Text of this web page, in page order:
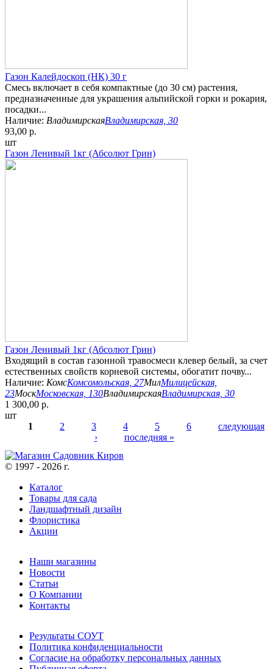
Газон Калейдоскоп (НК) 30 г
Смесь включает в себя компактные (до 30 см) растения,
предназначенные для украшения альпийской горки и рокария,
посадки...
Наличие: ВладимирскаяВладимирская, 30
93,00 р.
шт
Газон Ленивый 1кг (Абсолют Грин)
Газон Ленивый 1кг (Абсолют Грин)
Входящий в состав газонной травосмеси клевер белый, за счет
естественных свойств корневой системы, обогатит почву...
Наличие: КомсКомсомольская, 27МилМилицейская,
23МоскМосковская, 130ВладимирскаяВладимирская, 30
1 300,00 р.
шт
1 2 3 4 5 6
следующая
›
последняя »
© 1997 - 2026 г.
Каталог
Товары для сада
Ландшафтный дизайн
Флористика
Акции
Наши магазины
Новости
Статьи
О Компании
Контакты
Результаты СОУТ
Политика конфиденциальности
Согласие на обработку персональных данных